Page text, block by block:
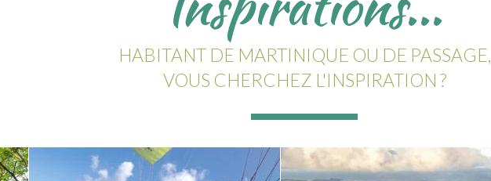
HABITANT DE MARTINIQUE OU DE PASSAGE,
VOUS CHERCHEZ L'INSPIRATION ?